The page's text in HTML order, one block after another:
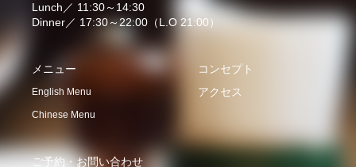
Lunch／ 11:30～14:30
Dinner／ 17:30～22:00（L.O 21:00）
メニュー
English Menu
Chinese Menu
コンセプト
アクセス
ご予約・お問い合わせ